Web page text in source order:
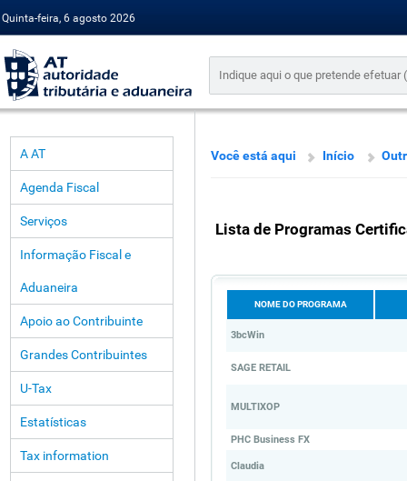
Quinta-feira, 6 agosto 2026
A AT
Agenda Fiscal
Serviços
Informação Fiscal e
Aduaneira
Apoio ao Contribuinte
Grandes Contribuintes
U-Tax
Estatísticas
Tax information
Você está aqui Início
Lista de Programas
NOME DO PROGRAMA
3bcWin
SAGE RETAIL
MULTIXOP
PHC Business FX
Claudia